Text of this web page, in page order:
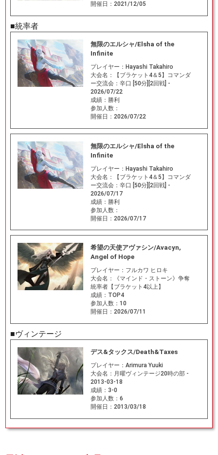
開催日： 2021/12/05
■統率者
無限のエルシャ/Elsha of the
Infinite
プレイヤー： Hayashi Takahiro
大会名：
【ブラケット4＆5】コマンダ
ー交流会：辛口 [50分][2回戦] -
2026/07/22
成績： 勝利
参加人数：
開催日： 2026/07/22
無限のエルシャ/Elsha of the
Infinite
プレイヤー： Hayashi Takahiro
大会名：
【ブラケット4＆5】コマンダ
ー交流会：辛口 [50分][2回戦] -
2026/07/17
成績： 勝利
参加人数：
開催日： 2026/07/17
希望の天使アヴァシン/Avacyn,
Angel of Hope
プレイヤー： フルカワ ヒロキ
大会名：
《マインド・ストーン》争奪
統率者【ブラケット4以上】
成績： TOP4
参加人数： 10
開催日： 2026/07/11
■ヴィンテージ
デス&タックス/Death&Taxes
プレイヤー： Arimura Yuuki
大会名： 月曜ヴィンテージ20時の部 -
2013-03-18
成績： 3-0
参加人数： 6
開催日： 2013/03/18